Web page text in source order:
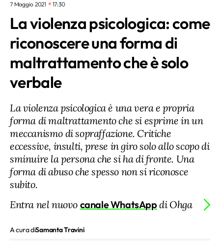
7 Maggio 2021 17:30
La violenza psicologica: come
riconoscere una forma di
maltrattamento che è solo
verbale
La violenza psicologica è una vera e propria
forma di maltrattamento che si esprime in un
meccanismo di sopraffazione. Critiche
eccessive, insulti, prese in giro solo allo scopo di
sminuire la persona che si ha di fronte. Una
forma di abuso che spesso non si riconosce
subito.
Entra nel nuovo canale WhatsAppdi Ohga
A cura diSamanta Travini